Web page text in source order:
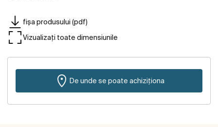
fișa produsului (pdf)
Vizualizați toate dimensiunile
De unde se poate achiziționa